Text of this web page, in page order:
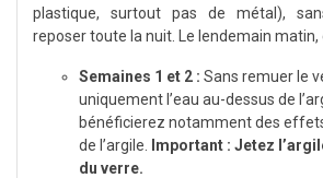
plastique, surtout pas de métal),
reposer toute la nuit. Le lendemain matin,
Semaines 1 et 2 : Sans remuer le
uniquement l’eau au-dessus de
bénéficierez notamment des
de l’argile.
Important : Jetez
du verre.